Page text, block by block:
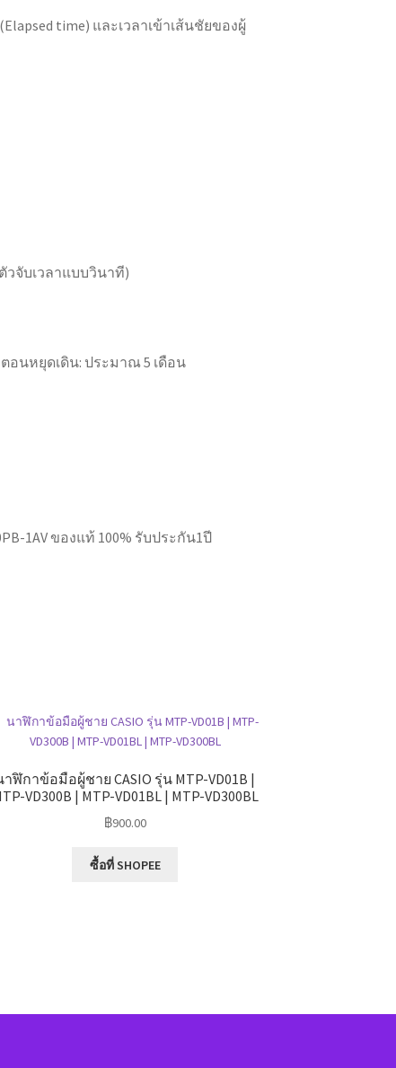
time) และเวลาเข้าเส้นชัยของผู้
วจับเวลาแบบวินาที)
อนหยุดเดิน: ประมาณ 5 เดือน
1AV ของแท้ 100% รับประกัน1ปี
าฬิกาข้อมือผู้ชาย CASIO รุ่น MTP-VD01B |
VD300B | MTP-VD01BL | MTP-VD300BL
฿900.00
ซื้อที่ SHOPEE